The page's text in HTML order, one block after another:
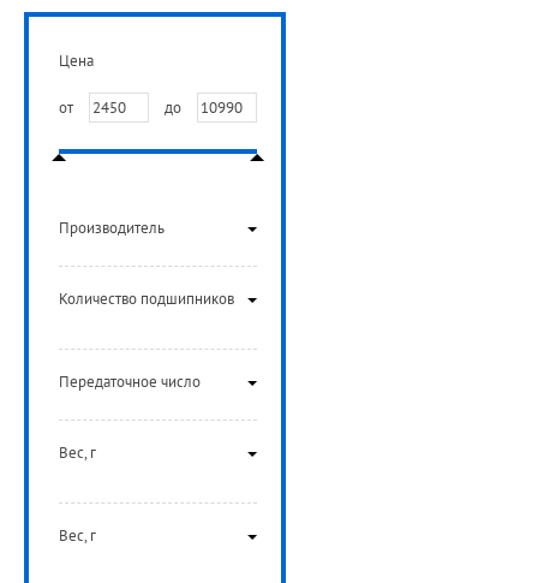
Цена
от до
Производитель
Количество подшипников
Передаточное число
Вес, г
Вес, г